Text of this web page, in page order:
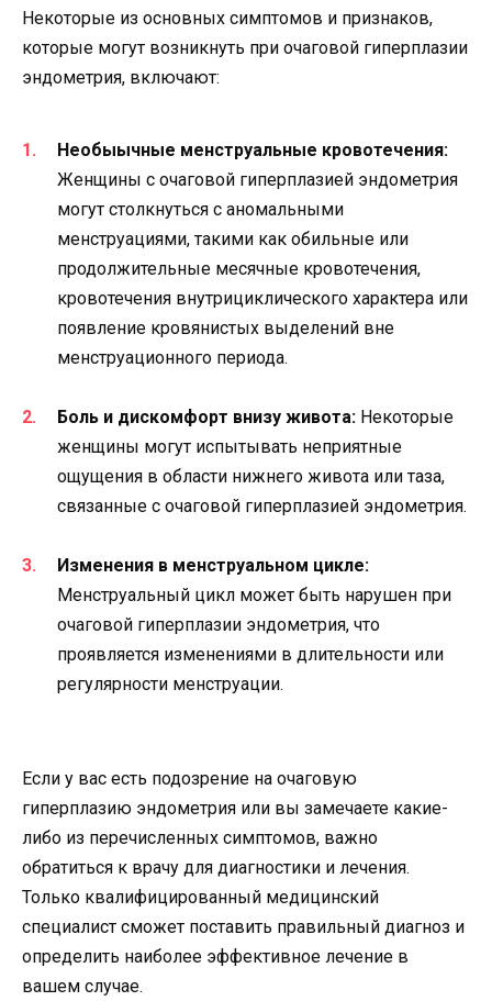
Некоторые из основных симптомов и признаков,
которые могут возникнуть при очаговой гиперплазии
эндометрия, включают:
Необыычные менструальные кровотечения:
Женщины с очаговой гиперплазией эндометрия
могут столкнуться с аномальными
менструациями, такими как обильные или
продолжительные месячные кровотечения,
кровотечения внутрициклического характера или
появление кровянистых выделений вне
менструационного периода.
Боль и дискомфорт внизу живота: Некоторые
женщины могут испытывать неприятные
ощущения в области нижнего живота или таза,
связанные с очаговой гиперплазией эндометрия.
Изменения в менструальном цикле:
Менструальный цикл может быть нарушен при
очаговой гиперплазии эндометрия, что
проявляется изменениями в длительности или
регулярности менструации.
Если у вас есть подозрение на очаговую
гиперплазию эндометрия или вы замечаете какие-
либо из перечисленных симптомов, важно
обратиться к врачу для диагностики и лечения.
Только квалифицированный медицинский
специалист сможет поставить правильный диагноз и
определить наиболее эффективное лечение в
вашем случае.